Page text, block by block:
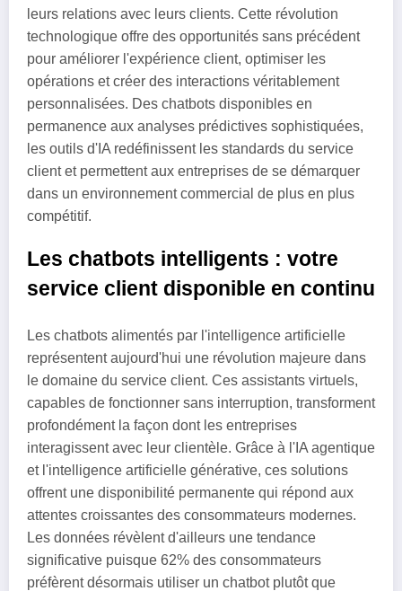
leurs relations avec leurs clients. Cette révolution
technologique offre des opportunités sans précédent
pour améliorer l'expérience client, optimiser les
opérations et créer des interactions véritablement
personnalisées. Des chatbots disponibles en
permanence aux analyses prédictives sophistiquées,
les outils d'IA redéfinissent les standards du service
client et permettent aux entreprises de se démarquer
dans un environnement commercial de plus en plus
compétitif.
Les chatbots intelligents : votre
service client disponible en continu
Les chatbots alimentés par l'intelligence artificielle
représentent aujourd'hui une révolution majeure dans
le domaine du service client. Ces assistants virtuels,
capables de fonctionner sans interruption, transforment
profondément la façon dont les entreprises
interagissent avec leur clientèle. Grâce à l'IA agentique
et l'intelligence artificielle générative, ces solutions
offrent une disponibilité permanente qui répond aux
attentes croissantes des consommateurs modernes.
Les données révèlent d'ailleurs une tendance
significative puisque 62% des consommateurs
préfèrent désormais utiliser un chatbot plutôt que